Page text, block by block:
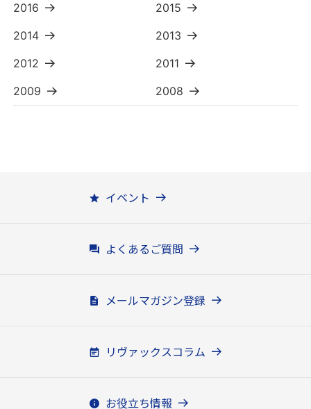
2016
2015
2014
2013
2012
2011
2009
2008
イベント
よくあるご質問
メールマガジン登録
リヴァックスコラム
お役立ち情報